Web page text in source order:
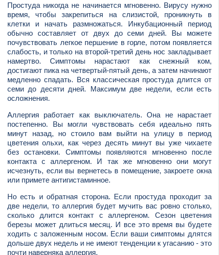
Простуда никогда не начинается мгновенно. Вирусу нужно
время, чтобы закрепиться на слизистой, проникнуть в
клетки и начать размножаться. Инкубационный период
обычно составляет от двух до семи дней. Вы можете
почувствовать легкое першение в горле, потом появляется
слабость, и только на второй-третий день нос закладывает
намертво. Симптомы нарастают как снежный ком,
достигают пика на четвертый-пятый день, а затем начинают
медленно спадать. Вся классическая простуда длится от
семи до десяти дней. Максимум две недели, если есть
осложнения.
Аллергия работает как выключатель. Она не нарастает
постепенно. Вы могли чувствовать себя идеально пять
минут назад, но стоило вам выйти на улицу в период
цветения ольхи, как через десять минут вы уже чихаете
без остановки. Симптомы появляются мгновенно после
контакта с аллергеном. И так же мгновенно они могут
исчезнуть, если вы вернетесь в помещение, закроете окна
или примете антигистаминное.
Но есть и обратная сторона. Если простуда проходит за
две недели, то аллергия будет мучить вас ровно столько,
сколько длится контакт с аллергеном. Сезон цветения
березы может длиться месяц. И все это время вы будете
ходить с заложенным носом. Если ваши симптомы длятся
дольше двух недель и не имеют тенденции к угасанию - это
почти наверняка аллергия.